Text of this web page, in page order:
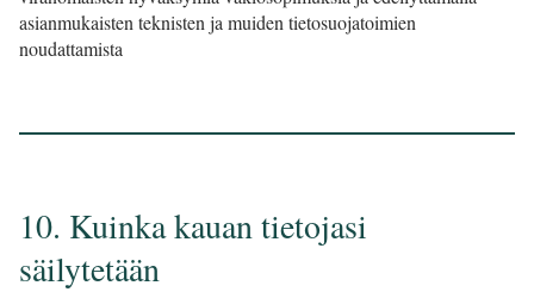
asianmukaisten teknisten ja muiden tietosuojatoimien
noudattamista
10. Kuinka kauan tietojasi
säilytetään